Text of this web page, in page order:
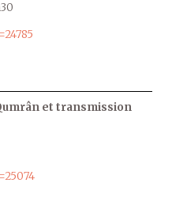
et transmission